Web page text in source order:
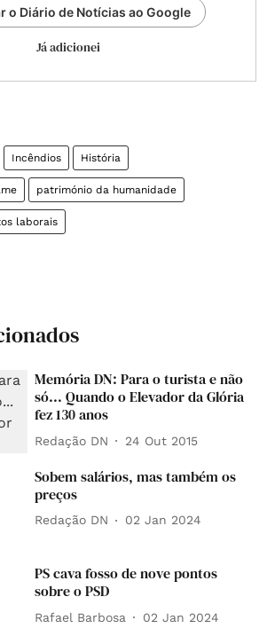
o Diário de Notícias ao Google
Já adicionei
Incêndios História
património da humanidade
laborais
Memória DN: Para o turista e não
só... Quando o Elevador da Glória
fez 130 anos
Redação DN 24 Out 2015
Sobem salários, mas também os
preços
Redação DN 02 Jan 2024
PS cava fosso de nove pontos
sobre o PSD
Rafael Barbosa 02 Jan 2024